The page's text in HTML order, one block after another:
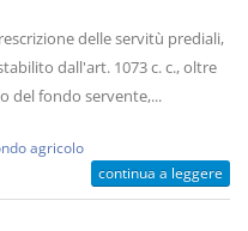
delle servitù prediali,
dall'art. 1073 c. c., oltre
del fondo servente,...
agricolo
continua a leggere